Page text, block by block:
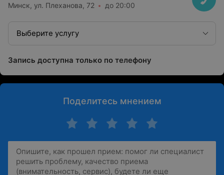
Минск, ул. Плеханова, 72 до 20:00
Выберите услугу
Запись доступна только по телефону
Поделитесь мнением